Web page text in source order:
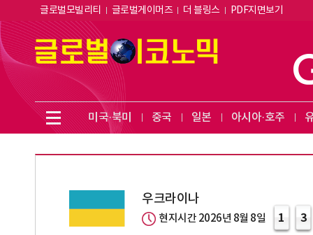
글로벌모빌리티 글로벌게이머즈 더 블링스 PDF지면보기
미국·북미 중국 일본 아시아·호주
우크라이나
현지시간 2026년 8월 8일 1 3